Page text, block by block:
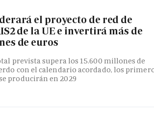
el proyecto de red de
de la UE e invertirá más de
de euros
prevista supera los 15.600 millones de
con el calendario acordado, los
producirán en 2029